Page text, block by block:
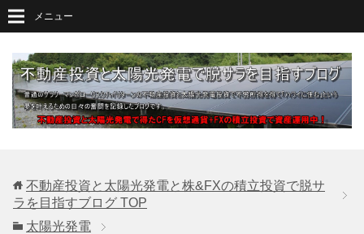
メニュー
不動産投資と太陽光発電と株&FXの積立投資で脱サ
ラを目指すブログ TOP
太陽光発電